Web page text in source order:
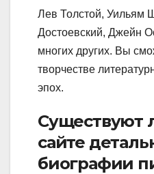
Лев Толстой, Уильям
Достоевский, Джейн
многих других. Вы
творчестве
эпох.
Существуют
сайте
биографии